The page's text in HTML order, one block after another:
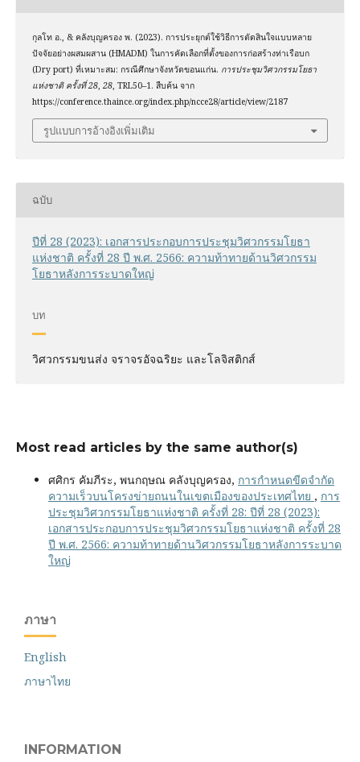
กุลโท อ., & คลังบุญครอง พ. (2023). การประยุกต์ใช้วิธีการตัดสินใจแบบหลาย
ปัจจัยอย่างผสมผสาน (HMADM) ในการคัดเลือกที่ตั้งของการก่อสร้างท่าเรือบก
(Dry port) ที่เหมาะสม: กรณีศึกษาจังหวัดขอนแก่น. การประชุมวิศวกรรมโยธา
แห่งชาติ ครั้งที่ 28, 28, TRL50–1. สืบค้น จาก
https://conference.thaince.org/index.php/ncce28/article/view/2187
รูปแบบการอ้างอิงเพิ่มเติม
ฉบับ
ปีที่ 28 (2023): เอกสารประกอบการประชุมวิศวกรรมโยธา
แห่งชาติ ครั้งที่ 28 ปี พ.ศ. 2566: ความท้าทายด้านวิศวกรรม
โยธาหลังการระบาดใหญ่
บท
วิศวกรรมขนส่ง จราจรอัจฉริยะ และโลจิสติกส์
Most read articles by the same author(s)
ศศิกร คัมภีระ, พนกฤษณ คลังบุญครอง, การกำหนดขีดจำกัด
ความเร็วบนโครงข่ายถนนในเขตเมืองของประเทศไทย , การ
ประชุมวิศวกรรมโยธาแห่งชาติ ครั้งที่ 28: ปีที่ 28 (2023):
เอกสารประกอบการประชุมวิศวกรรมโยธาแห่งชาติ ครั้งที่ 28
ปี พ.ศ. 2566: ความท้าทายด้านวิศวกรรมโยธาหลังการระบาด
ใหญ่
ภาษา
English
ภาษาไทย
INFORMATION